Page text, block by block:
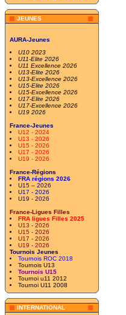
JEUNES
AURA-Jeunes
U10 2023
U11-Elite 2026
U11 Excellence 2026
U13-Elite 2026
U13-Excellence 2026
U15-Elite 2026
U15-Excellence 2026
U17-Elite 2026
U17-Excellence 2026
U19 2026
France-Jeunes
U12 - 2024
U13 - 2026
U15 - 2026
U17 - 2026
U19 - 2026
France-Régions
FRA régions 2026
U15 – 2026
U17 - 2026
U19 - 2026
France-Ligues Filles
FRA ligues Filles 2025
U13 - 2026
U15 - 2026
U17 - 2026
U19 - 2026
Tournois Jeunes
Tournois ROC 2018
Tournois U13
Tournois U15
Tournoi u11 2012
Tournoi U11 2008
INTERNATIONAL